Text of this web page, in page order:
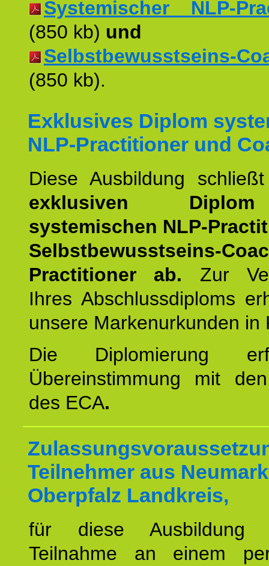
Systemischer NLP-
(850 kb) und
Selbstbewusstseins-
(850 kb).
Exklusives Diplom
NLP-Practitioner und
Diese Ausbildung
exklusiven
systemischen NLP-
Selbstbewusstseins-
Practitioner ab. Zur
Ihres Abschlussdiploms
unsere Markenurkunden in
Die Diplomierung
Übereinstimmung mit
des ECA.
Teilnehmer aus
Oberpfalz Landkreis,
für diese
Teilnahme an einem